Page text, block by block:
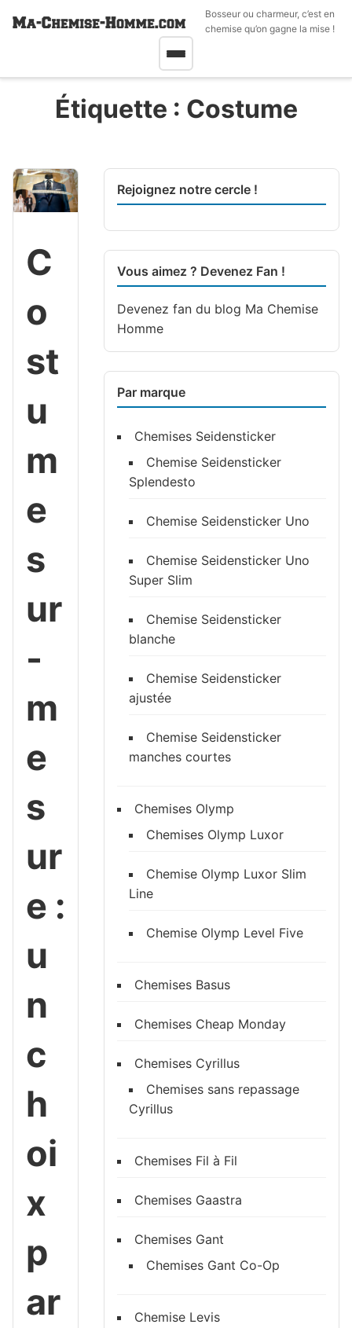
Bosseur ou charmeur, c’est en
chemise qu’on gagne la mise !
Étiquette : Costume
C
o
st
u
m
e
s
ur
-
m
e
s
ur
e :
u
n
c
h
oi
x
p
ar
Rejoignez notre cercle !
Vous aimez ? Devenez Fan !
Devenez fan du blog Ma Chemise
Homme
Par marque
Chemises Seidensticker
Chemise Seidensticker
Splendesto
Chemise Seidensticker Uno
Chemise Seidensticker Uno
Super Slim
Chemise Seidensticker
blanche
Chemise Seidensticker
ajustée
Chemise Seidensticker
manches courtes
Chemises Olymp
Chemises Olymp Luxor
Chemise Olymp Luxor Slim
Line
Chemise Olymp Level Five
Chemises Basus
Chemises Cheap Monday
Chemises Cyrillus
Chemises sans repassage
Cyrillus
Chemises Fil à Fil
Chemises Gaastra
Chemises Gant
Chemises Gant Co-Op
Chemise Levis